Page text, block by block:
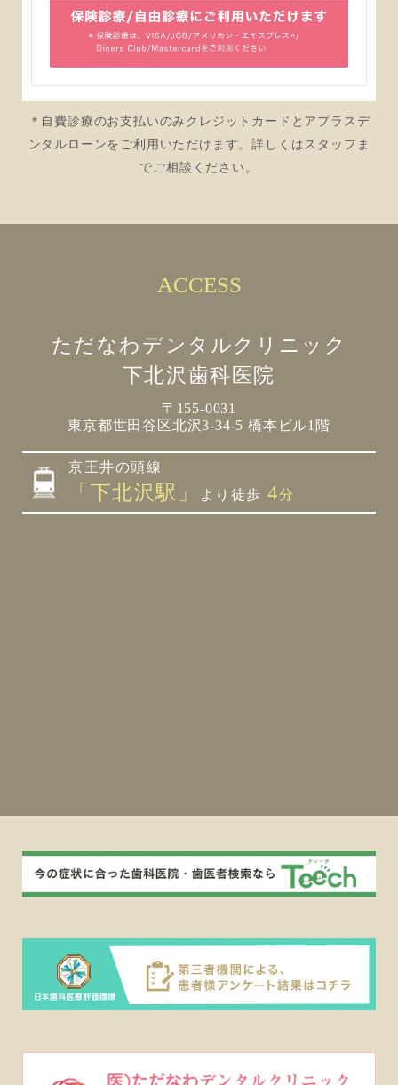
＊自費診療のお支払いのみクレジットカードとアプラスデ
ンタルローンをご利用いただけます。詳しくはスタッフま
でご相談ください。
ACCESS
ただなわデンタルクリニック
下北沢歯科医院
〒155-0031
東京都世田谷区北沢3-34-5 橋本ビル1階
京王井の頭線
「下北沢駅」 より徒歩 4分